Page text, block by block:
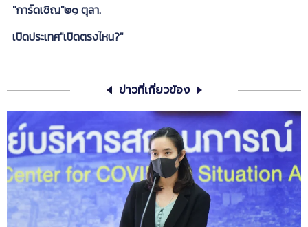
"การ์ดเชิญ"๒๑ ตุลา.
เปิดประเทศ"เปิดตรงไหน?"
ข่าวที่เกี่ยวข้อง